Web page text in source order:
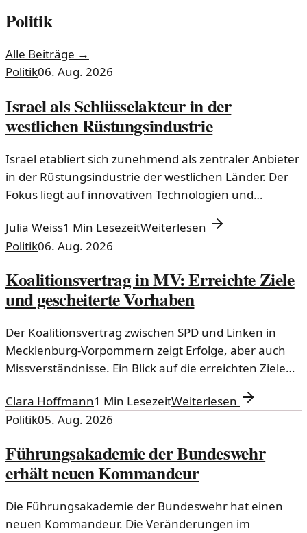
Politik
Alle Beiträge →
Politik06. Aug. 2026
Israel als Schlüsselakteur in der
westlichen Rüstungsindustrie
Israel etabliert sich zunehmend als zentraler Anbieter
in der Rüstungsindustrie der westlichen Länder. Der
Fokus liegt auf innovativen Technologien und
Julia Weiss1 Min LesezeitWeiterlesen
Politik06. Aug. 2026
Koalitionsvertrag in MV: Erreichte Ziele
und gescheiterte Vorhaben
Der Koalitionsvertrag zwischen SPD und Linken in
Mecklenburg-Vorpommern zeigt Erfolge, aber auch
Missverständnisse. Ein Blick auf die erreichten Ziele
Clara Hoffmann1 Min LesezeitWeiterlesen
Politik05. Aug. 2026
Führungsakademie der Bundeswehr
erhält neuen Kommandeur
Die Führungsakademie der Bundeswehr hat einen
neuen Kommandeur. Die Veränderungen im